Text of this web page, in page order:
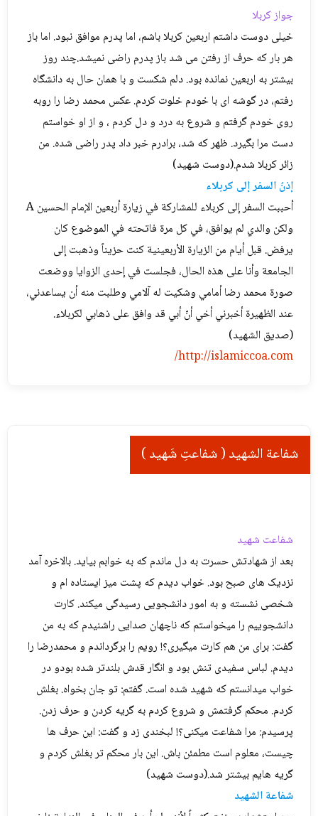
جواز کربلا
خیلی دوست داشتم اربعین کربلا باشم، اما پدرم موافق نبود. اما باز
هر بار که حرف از رفتن می شد باز پدرم راضی نمیشد.چند روز
بیشتر به اربعین نمانده بود. دلم شکست و با همان حال به دانشگاه
رفتم، در گوشه ای با خودم خلوت کردم. عکس محمد رضا را روبه
روی خودم گرفتم و شروع به درد و دل کردم ، و از او خواستم
دست مرا بگیرد. ظهر که شد، برادرم خبر داد پدر راضی شده. من
زائر کربلا شدم.(دوست شهید)
إذنُ السفر إلى كربلاء
أحببت السفر إلى كربلاء للمشاركة في زيارة أربعين الإمام الحسين A
ولكن والدي لم يوافق، في كل مرة فاتحته في الموضوع كان
يرفض. قبل أيام من الزيارة الأربعينية كنت حزيناً وذهبت إلى
الجامعة وأنا على هذه الحال، فجلست في إحدى الزوايا ووضعت
صورة محمد رضا أمامي وشكيت له آلامي وطلبت منه أن يساعدني،
عند الظهيرة أخبرني أخي أنّ أبي قد وافق على ذهابي لكربلاء.
(صديق الشهيد)
http://islamiccoa.com/
شفاعة الشهيد ( شفاعتِ شَهید )
شفاعت شهید
بعد از شهادتش حسرت به دل ماندم که به خوابم بیاید. بالاخره آمد
نزدیک های صبح بود. خواب دیدم که پشت میز ایستاده ام و
شخصی نشسته و به امور دانشجویی رسیدگی میکند. کارت
دانشجوییم را میخواستم که ناچهان صدایی راشنیدم که به من
گفت: برای من هم کارت میگیری؟! رویم را برگرداندم و محمدرضا را
دیدم. لباس سفیدی تنش بود و انگار قدش بلندتر شده بودو در
خواب میدانستم که شهید شده است. گفتم: تو جان بخواه. بغلش
کردم. محکم گرفتمش و شروع کردم به گریه کردن و حرف زدن.
پرسیدم: مرا شفاعت میکنی؟! لبخندی زد و گفت: این حرف ها
چیست، معلوم است مطمئن باش. این بار محکم تر بغلش کردم و
گریه هایم بیشتر شد.(دوست شهید)
شفاعة الشهيد